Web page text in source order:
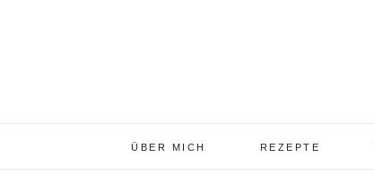
ÜBER MICH REZEPTE